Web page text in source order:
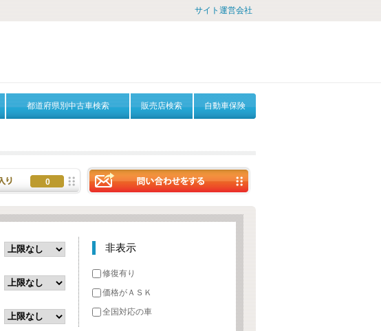
サイト運営会社
都道府県別中古車検索 販売店検索 自動車保険
0
非表示
修復有り
価格がＡＳＫ
全国対応の車